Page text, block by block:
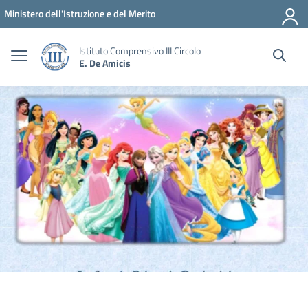
Vai ai contenuti
Vai al menu di navigazione
Vai al footer
Ministero dell'Istruzione e del Merito
Istituto Comprensivo III Circolo
E. De Amicis